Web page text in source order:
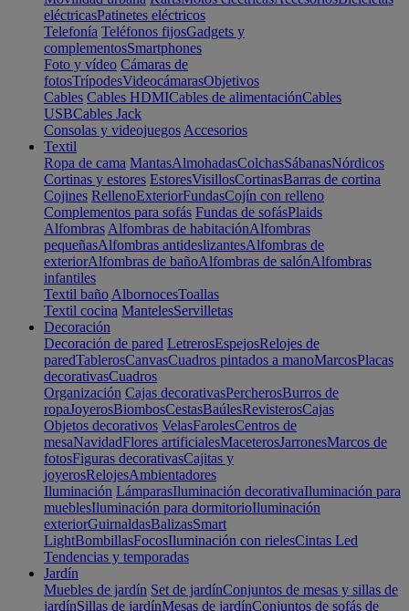
eléctricasPatinetes eléctricos
Telefonía Teléfonos fijosGadgets y
complementosSmartphones
Foto y vídeo Cámaras de
fotosTrípodesVideocámarasObjetivos
Cables Cables HDMICables de alimentaciónCables
USBCables Jack
Consolas y videojuegos Accesorios
Textil
Ropa de cama MantasAlmohadasColchasSábanasNórdicos
Cortinas y estores EstoresVisillosCortinasBarras de cortina
Cojines RellenoExteriorFundasCojín con relleno
Complementos para sofás Fundas de sofásPlaids
Alfombras Alfombras de habitaciónAlfombras
pequeñasAlfombras antideslizantesAlfombras de
exteriorAlfombras de bañoAlfombras de salónAlfombras
infantiles
Textil baño AlbornocesToallas
Textil cocina MantelesServilletas
Decoración
Decoración de pared LetrerosEspejosRelojes de
paredTablerosCanvasCuadros pintados a manoMarcosPlacas
decorativasCuadros
Organización Cajas decorativasPercherosBurros de
ropaJoyerosBiombosCestasBaúlesRevisterosCajas
Objetos decorativos VelasFarolesCentros de
mesaNavidadFlores artificialesMaceterosJarronesMarcos de
fotosFiguras decorativasCajitas y
joyerosRelojesAmbientadores
Iluminación LámparasIluminación decorativaIluminación para
mueblesIluminación para dormitorioIluminación
exteriorGuirnaldasBalizasSmart
LightBombillasFocosIluminación con rielesCintas Led
Tendencias y temporadas
Jardín
Muebles de jardín Set de jardínConjuntos de mesas y sillas de
jardínSillas de jardínMesas de jardínConjuntos de sofás de